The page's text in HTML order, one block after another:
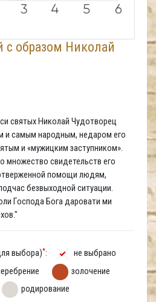
с образом Николай
святых Николай Чудотворец
и самым народным, недаром его
и «мужицким заступником».
свидетельств его
помощи людям,
безвыходной ситуации.
Господа Бога даровати ми
выбора)*:
не выбрано
золочение
родирование